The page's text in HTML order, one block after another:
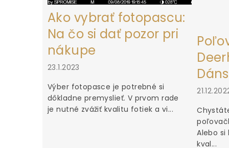
Ako vybrať fotopascu:
Na čo si dať pozor pri
nákupe
23.1.2023
Výber fotopasce je potrebné si
dôkladne premyslieť. V prvom rade
je nutné zvážiť kvalitu fotiek a vi...
Alebo
kval...